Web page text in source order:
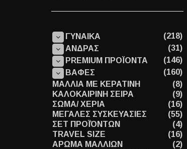
ΓΥΝΑΙΚΑ
(218)
ΑΝΔΡΑΣ
(31)
PREMIUM ΠΡΟΪΟΝΤΑ
(146)
ΒΑΦΕΣ
(160)
ΜΑΛΛΙΑ ΜΕ ΚΕΡΑΤΙΝΗ
(8)
ΚΑΛΟΚΑΙΡΙΝΗ ΣΕΙΡΑ
(9)
ΣΩΜΑ/ ΧΕΡΙΑ
(16)
ΜΕΓΑΛΕΣ ΣΥΣΚΕΥΑΣΙΕΣ
(55)
ΣΕΤ ΠΡΟΪΌΝΤΩΝ
(4)
TRAVEL SIZE
(16)
ΑΡΩΜΑ ΜΑΛΛΙΩΝ
(2)